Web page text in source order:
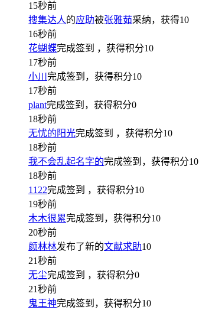
15秒前
搜集达人的应助被张雅茹采纳，获得10
16秒前
花蝴蝶完成签到 ，获得积分10
17秒前
小川 完成签到，获得积分10
17秒前
plant完成签到，获得积分0
18秒前
无忧的阳光完成签到 ，获得积分10
18秒前
我不会乱起名字的完成签到，获得积分10
18秒前
1122完成签到 ，获得积分10
19秒前
木木很累完成签到，获得积分10
20秒前
颜林林发布了新的文献求助10
21秒前
无尘完成签到 ，获得积分0
21秒前
鬼王神完成签到，获得积分10